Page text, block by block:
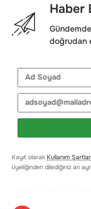
Haber
doğrudan
Kayıt olarak Kullanım
üyeliğinden dilediğiniz an